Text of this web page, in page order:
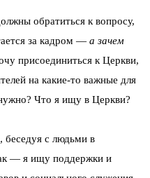
обратиться к вопросу,
за кадром — а зачем
присоединиться к Церкви,
на какие-то важные для
Что я ищу в Церкви?
беседуя с людьми в
— я ищу поддержки и